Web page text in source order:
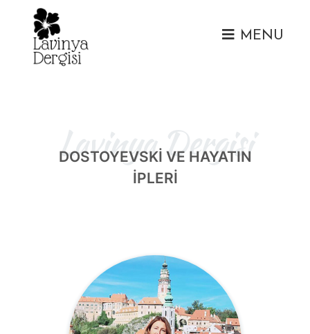
MENU
Lavinya Dergisi
DOSTOYEVSKİ VE HAYATIN
İPLERİ